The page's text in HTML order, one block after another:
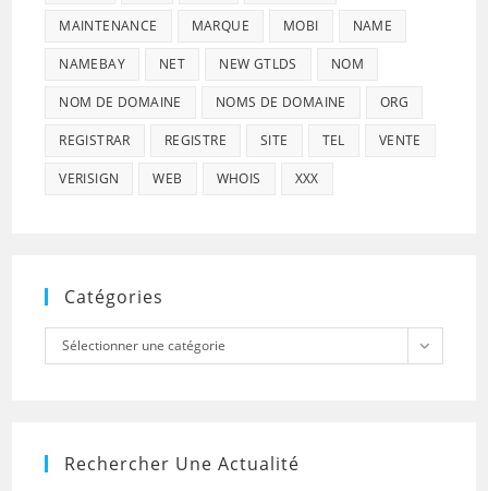
MAINTENANCE MARQUE MOBI NAME
NAMEBAY NET NEW GTLDS NOM
NOM DE DOMAINE NOMS DE DOMAINE ORG
REGISTRAR REGISTRE SITE TEL VENTE
VERISIGN WEB WHOIS XXX
Catégories
Catégories
Sélectionner une catégorie
Rechercher Une Actualité